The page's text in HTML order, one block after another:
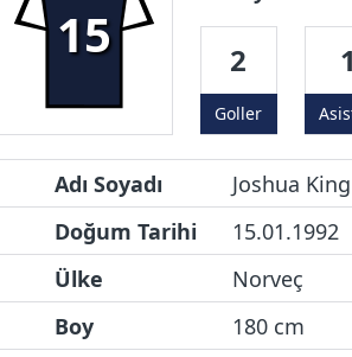
15 2
Goller
1
Adı Soyadı
Joshua King
Doğum Tarihi
15.01.1992
Ülke
Norveç
Boy
180 cm